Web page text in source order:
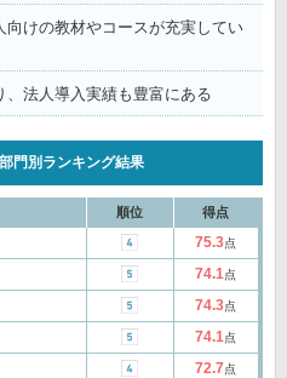
向けの教材やコースが充実してい
、法人導入実績も豊富にある
門別ランキング結果
順位 得点
75.3点
74.1点
74.3点
74.1点
72.7点